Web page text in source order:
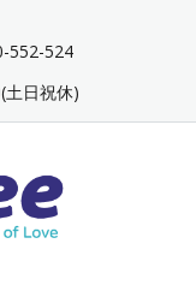
552-524
土日祝休)